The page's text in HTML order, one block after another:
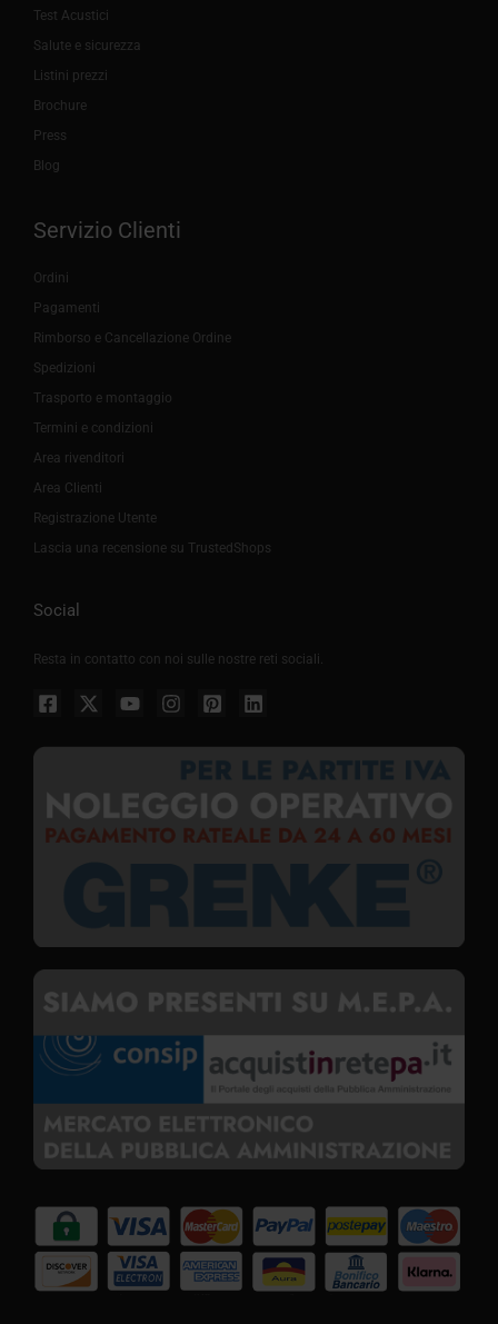
Test Acustici
Salute e sicurezza
Listini prezzi
Brochure
Press
Blog
Servizio Clienti
Ordini
Pagamenti
Rimborso e Cancellazione Ordine
Spedizioni
Trasporto e montaggio
Termini e condizioni
Area rivenditori
Area Clienti
Registrazione Utente
Lascia una recensione su TrustedShops
Social
Resta in contatto con noi sulle nostre reti sociali.